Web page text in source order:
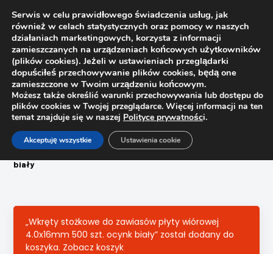
Strona główna
Sklep
Kołki, wkręty montażowe
biały
„Wkręty stożkowe do zawiasów płyty wiórowej
4.0x16mm 500 szt. ocynk biały” został dodany do
koszyka. Zobacz koszyk
Serwis w celu prawidłowego świadczenia usług, jak
również w celach statystycznych oraz pomocy w naszych
działaniach marketingowych, korzysta z informacji
zamieszczanych na urządzeniach końcowych użytkowników
(plików cookies). Jeżeli w ustawieniach przeglądarki
dopuściłeś przechowywanie plików cookies, będą one
zamieszczone w Twoim urządzeniu końcowym.
Możesz także określić warunki przechowywania lub dostępu do
plików cookies w Twojej przeglądarce. Więcej informacji na ten
temat znajduje się w naszej Polityce prywatności.
Akceptuję wszystkie Ustawienia cookie